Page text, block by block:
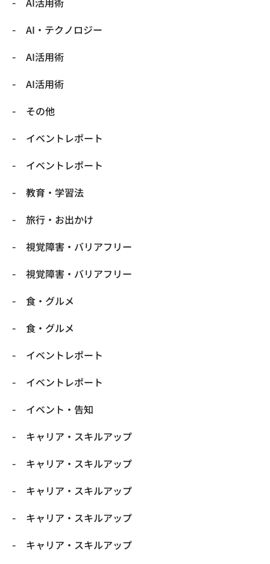
​AI・テクノロジー
​AI活用術
​AI活用術
​その他
​イベントレポート
​イベントレポート
​教育・学習法
​旅行・お出かけ
​視覚障害・バリアフリー
​視覚障害・バリアフリー
​食・グルメ
​食・グルメ
イベントレポート
イベントレポート
イベント・告知
キャリア・スキルアップ
キャリア・スキルアップ
キャリア・スキルアップ
キャリア・スキルアップ
キャリア・スキルアップ